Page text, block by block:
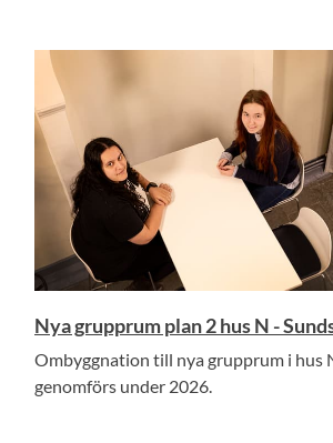
Nya grupprum plan 2 hus N -
Ombyggnation till nya grupprum i hus
genomförs under 2026.